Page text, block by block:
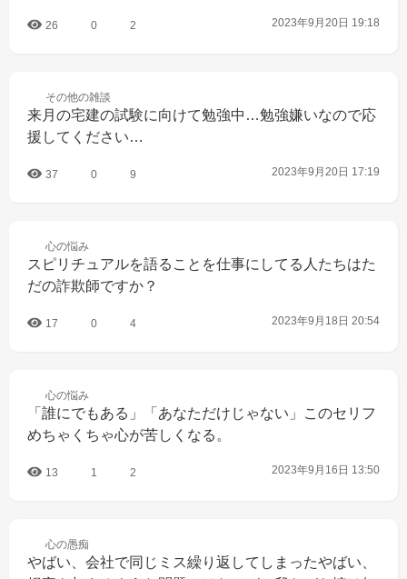
26 0 2 2023年9月20日 19:18
その他の雑談
来月の宅建の試験に向けて勉強中…勉強嫌いなので応
援してください…
37 0 9 2023年9月20日 17:19
心の悩み
スピリチュアルを語ることを仕事にしてる人たちはた
だの詐欺師ですか？
17 0 4 2023年9月18日 20:54
心の悩み
「誰にでもある」「あなただけじゃない」このセリフ
めちゃくちゃ心が苦しくなる。
13 1 2 2023年9月16日 13:50
心の愚痴
やばい、会社で同じミス繰り返してしまったやばい、